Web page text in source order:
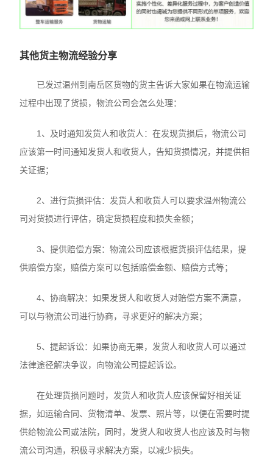
其他货主物流经验分享
已发过温州到南岳区货物的货主告诉大家如果在物流运输
过程中出现了货损，物流公司会怎么处理：
1、及时通知发货人和收货人：在发现货损后，物流公司
应该第一时间通知发货人和收货人，告知货损情况，并提供相
关证据；
2、进行货损评估：发货人和收货人可以要求温州物流公
司对货损进行评估，确定货损程度和损失金额；
3、提供赔偿方案：物流公司应该根据货损评估结果，提
供赔偿方案，赔偿方案可以包括赔偿金额、赔偿方式等；
4、协商解决：如果发货人和收货人对赔偿方案不满意，
可以与物流公司进行协商，寻求更好的解决方案；
5、提起诉讼：如果协商无果，发货人和收货人可以通过
法律途径解决争议，向物流公司提起诉讼。
在处理货损问题时，发货人和收货人应该保留好相关证
据，如运输合同、货物清单、发票、照片等，以便在需要时提
供给物流公司或法院，同时，发货人和收货人也应该及时与物
流公司沟通，积极寻求解决方案，以减少损失。